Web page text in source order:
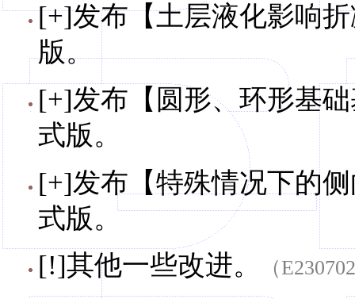
[+]发布【土层液化影响
版。
[+]发布【圆形、环形基
式版。
[+]发布【特殊情况下的
式版。
[!]其他一些改进。
（